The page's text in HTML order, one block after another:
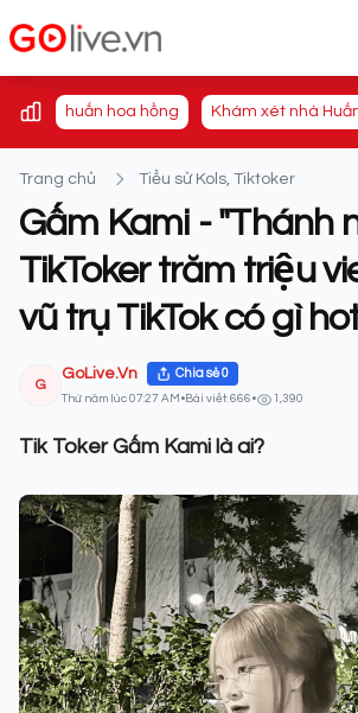
huấn hoa hồng Khám xét nhà
Trang chủ Tiểu sử Kols, Tiktoker
Gấm Kami - "Thánh
TikToker trăm triệu
vũ trụ TikTok có gì
G
GoLive.Vn Chia sẻ0
Thứ năm lúc 07:27 AM • Bài viết: 666 • 1,390
Tik Toker Gấm Kami là ai?